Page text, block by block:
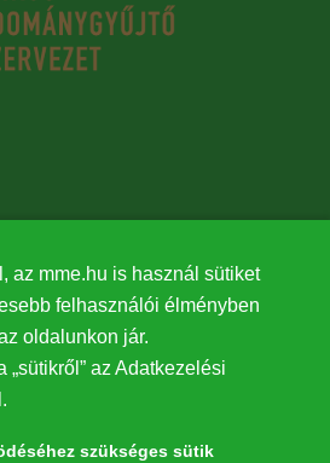
híreinkről, eseményeinkről!
az mme.hu is használ sütiket
felhasználói élményben
oldalunkon jár.
„sütikről” az Adatkezelési
szükséges sütik